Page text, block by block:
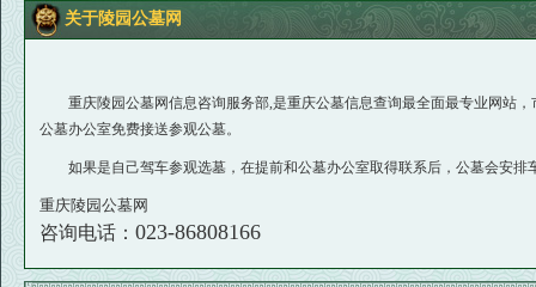
关于陵园公墓网
重庆陵园公墓网信息咨询服务部,是重庆公墓信息查询最全面最专业网站，
公墓办公室免费接送参观公墓。
如果是自己驾车参观选墓，在提前和公墓办公室取得联系后，公墓会安排
重庆陵园公墓网
咨询电话： 023-86808166